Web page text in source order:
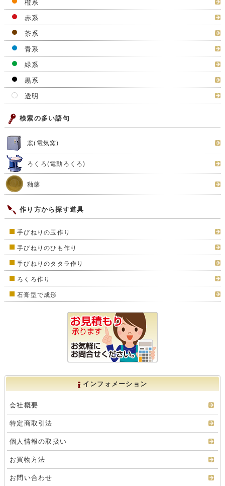
橙系
赤系
茶系
青系
緑系
黒系
透明
検索の多い語句
窯(電気窯)
ろくろ(電動ろくろ)
釉薬
作り方から探す道具
手びねりの玉作り
手びねりのひも作り
手びねりのタタラ作り
ろくろ作り
石膏型で成形
インフォメーション
会社概要
特定商取引法
個人情報の取扱い
お買物方法
お問い合わせ